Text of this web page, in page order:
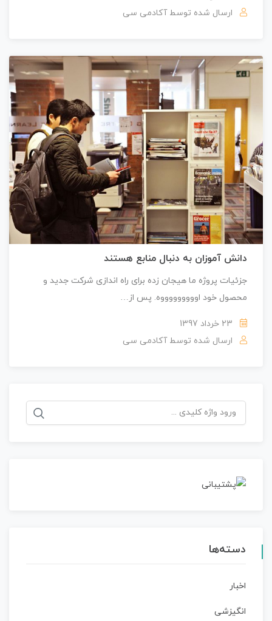
ارسال شده توسط آکادمی سی
دانش آموزان به دنبال منابع هستند
جزئیات پروژه ما هیجان زده برای راه اندازی شرکت جدید و
محصول خود اوووووووووه. پس از…
23 خرداد 1397
ارسال شده توسط آکادمی سی
جستجو
برای:
دسته‌ها
اخبار
انگیزشی